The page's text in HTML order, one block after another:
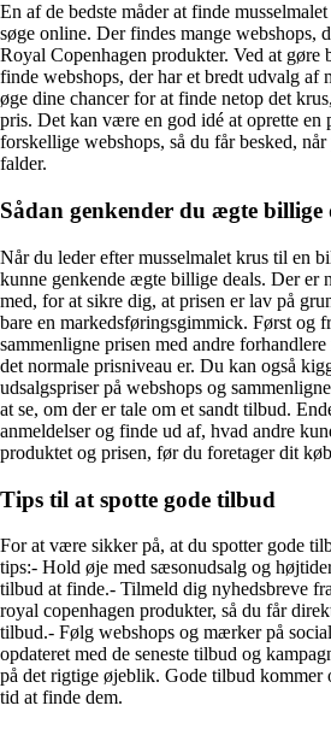
En af de bedste måder at finde
søge online. Der findes mange webshops,
Royal Copenhagen produkter. Ved at gøre
finde webshops, der har et bredt udvalg af
øge dine chancer for at finde netop det
pris. Det kan være en god idé at oprette en
forskellige webshops, så du får besked,
falder.
Sådan genkender du ægte billige
Når du leder efter musselmalet krus til en
kunne genkende ægte billige deals. Der er
med, for at sikre dig, at prisen er lav på
bare en markedsføringsgimmick. Først og
sammenligne prisen med andre
det normale prisniveau er. Du kan også
udsalgspriser på webshops og
at se, om der er tale om et sandt tilbud.
anmeldelser og finde ud af, hvad andre
produktet og prisen, før du foretager dit
Tips til at spotte gode tilbud
For at være sikker på, at du spotter gode
tips:- Hold øje med sæsonudsalg og
tilbud at finde.- Tilmeld dig nyhedsbreve
royal copenhagen produkter, så du får
tilbud.- Følg webshops og mærker på
opdateret med de seneste tilbud og
på det rigtige øjeblik. Gode tilbud kommer
tid at finde dem.